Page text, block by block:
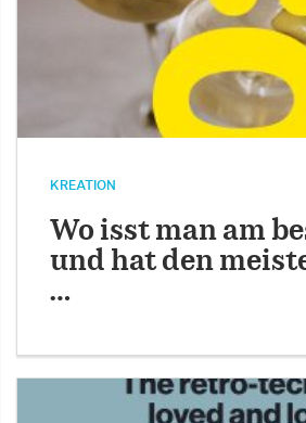
KREATION
Wo isst man am
und hat den
…